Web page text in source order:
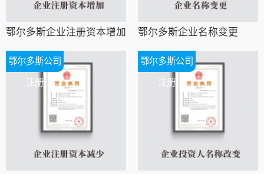
鄂尔多斯企业注册资本增加 鄂尔多斯企业名称变更
鄂尔多斯公司
注册
鄂尔多斯公司
注册